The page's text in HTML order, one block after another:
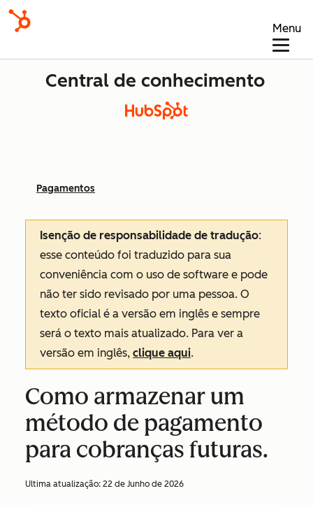
Menu
Central de conhecimento
Pagamentos
Isenção de responsabilidade de tradução:
esse conteúdo foi traduzido para sua
conveniência com o uso de software e pode
não ter sido revisado por uma pessoa. O
texto oficial é a versão em inglês e sempre
será o texto mais atualizado. Para ver a
versão em inglês, clique aqui.
Como armazenar um
método de pagamento
para cobranças futuras.
Ultima atualização: 22 de Junho de 2026